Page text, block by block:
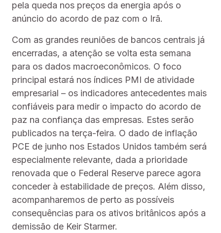
pela queda nos preços da energia após o
anúncio do acordo de paz com o Irã.
Com as grandes reuniões de bancos centrais já
encerradas, a atenção se volta esta semana
para os dados macroeconômicos. O foco
principal estará nos índices PMI de atividade
empresarial – os indicadores antecedentes mais
confiáveis para medir o impacto do acordo de
paz na confiança das empresas. Estes serão
publicados na terça-feira. O dado de inflação
PCE de junho nos Estados Unidos também será
especialmente relevante, dada a prioridade
renovada que o Federal Reserve parece agora
conceder à estabilidade de preços. Além disso,
acompanharemos de perto as possíveis
consequências para os ativos britânicos após a
demissão de Keir Starmer.